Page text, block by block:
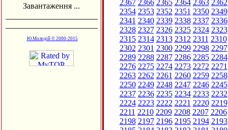
Завантаження ...
Ю.Молодій © 2000-2015
2367 2366 2365 2364 2363 2362
2354 2353 2352 2351 2350 2349
2341 2340 2339 2338 2337 2336
2328 2327 2326 2325 2324 2323
2315 2314 2313 2312 2311 2310
2302 2301 2300 2299 2298 2297
2289 2288 2287 2286 2285 2284
2276 2275 2274 2273 2272 2271
2263 2262 2261 2260 2259 2258
2250 2249 2248 2247 2246 2245
2237 2236 2235 2234 2233 2232
2224 2223 2222 2221 2220 2219
2211 2210 2209 2208 2207 2206
2198 2197 2196 2195 2194 2193